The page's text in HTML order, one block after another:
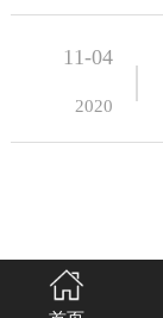
11-04
2020